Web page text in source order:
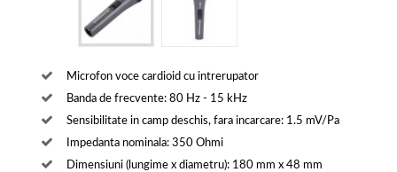
Microfon voce cardioid cu intrerupator
Banda de frecvente: 80 Hz - 15 kHz
Sensibilitate in camp deschis, fara incarcare: 1.5 mV/Pa
Impedanta nominala: 350 Ohmi
Dimensiuni (lungime x diametru): 180 mm x 48 mm